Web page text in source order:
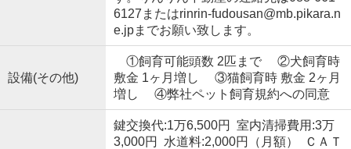
6127またはrinrin-fudousan@mb.pikara.n
e.jpまでお願い致します。
設備(その他)
①飼育可能頭数 2匹まで ②犬飼育時
敷金 1ヶ月増し ③猫飼育時 敷金 2ヶ月
増し ④弊社ペット飼育規約への同意
鍵交換代:1万6,500円 室内清掃費用:3万
3,000円 水道料:2,000円（月額） ＣＡＴ